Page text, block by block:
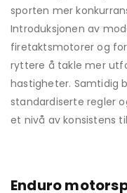
sporten mer
Introduksjonen av
firetaktsmotorer og
ryttere å takle mer
hastigheter. Samtidig
standardiserte regler
et nivå av konsistens
Enduro